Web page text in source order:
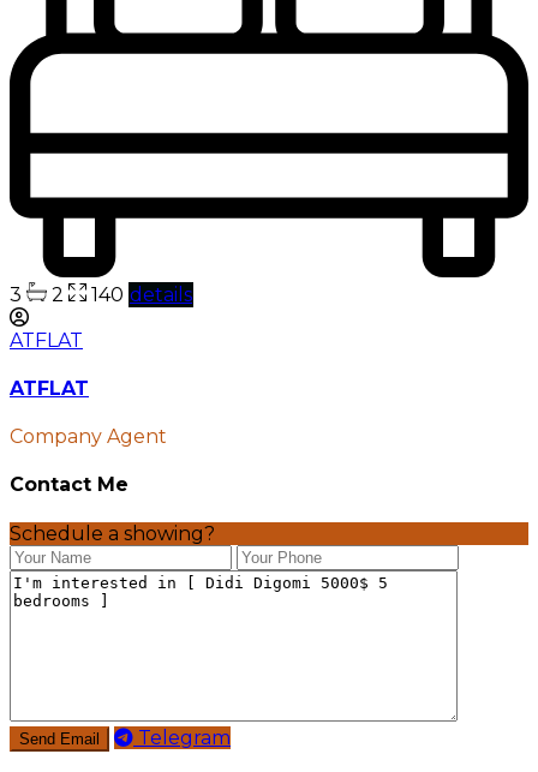
3 2 140 details
ATFLAT
ATFLAT
Company Agent
Contact Me
Schedule a showing?
Telegram